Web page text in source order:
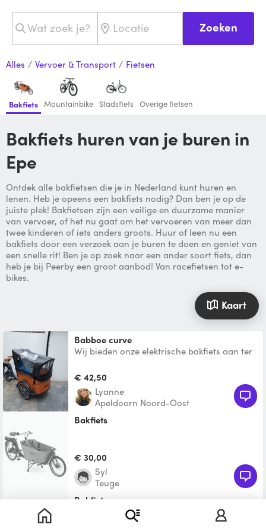
Zoeken
Alles / Vervoer & Transport / Fietsen
Bakfiets Mountainbike Stadsfiets Overige fietsen
Bakfiets huren van je buren in
Epe
Ontdek alle bakfietsen die je in Nederland kunt huren en
lenen. Heb je opeens een bakfiets nodig? Dan ben je op de
juiste plek! Bakfietsen zijn een veilige en duurzame manier
van vervoer, of het nu gaat om het vervoeren van meer dan
twee kinderen of iets anders groots. Huur of leen nu een
bakfiets door een verzoek aan je buren te doen en geniet van
een snelle rit! Ben je op zoek naar een ander soort fiets, dan
heb je bij Peerby een groot aanbod! Van racefietsen tot e-
bikes.
Kaart
Babboe curve
Wij bieden onze elektrische bakfiets aan ter
meer in, wel ee
€ 42,50
Lyanne
Apeldoorn Noord-Oost
Bakfiets
€ 30,00
Syl
Teuge
Bakfiets